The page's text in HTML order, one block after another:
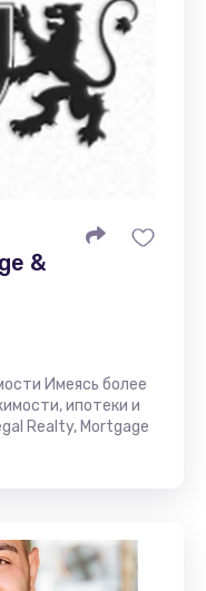
&
Имеясь более
ипотеки и
Realty, Mortgage